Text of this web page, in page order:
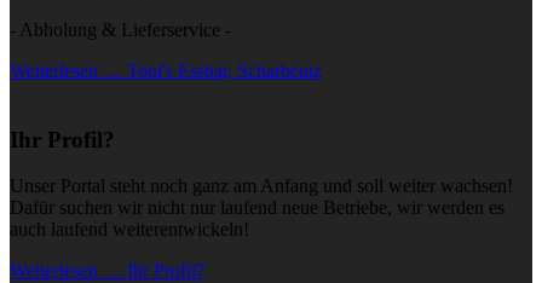
- Abholung & Lieferservice -
Weiterlesen … Toni's Essbar, Scharbeutz
Ihr Profil?
Unser Portal steht noch ganz am Anfang und soll weiter wachsen!
Dafür suchen wir nicht nur laufend neue Betriebe, wir werden es
auch laufend weiterentwickeln!
Weiterlesen … Ihr Profil?